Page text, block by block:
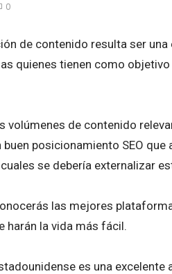
0
de contenido resulta ser
quienes tienen como
volúmenes de contenido
posicionamiento SEO
se debería externalizar
las mejores
harán la vida más fácil.
es una excelente